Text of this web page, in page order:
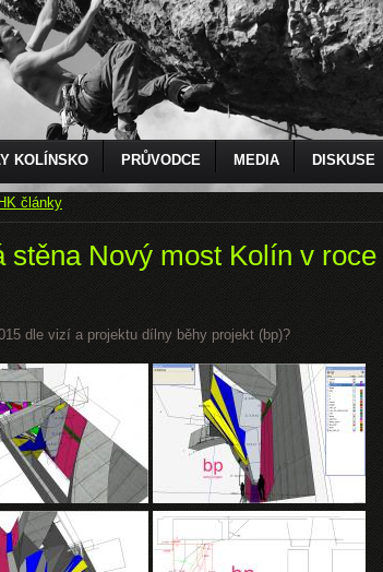
KOLÍNSKO PRŮVODCE MEDIA DISKUSE
HK články
stěna Nový most Kolín v roce
dle vizí a projektu dílny běhy projekt (bp)?